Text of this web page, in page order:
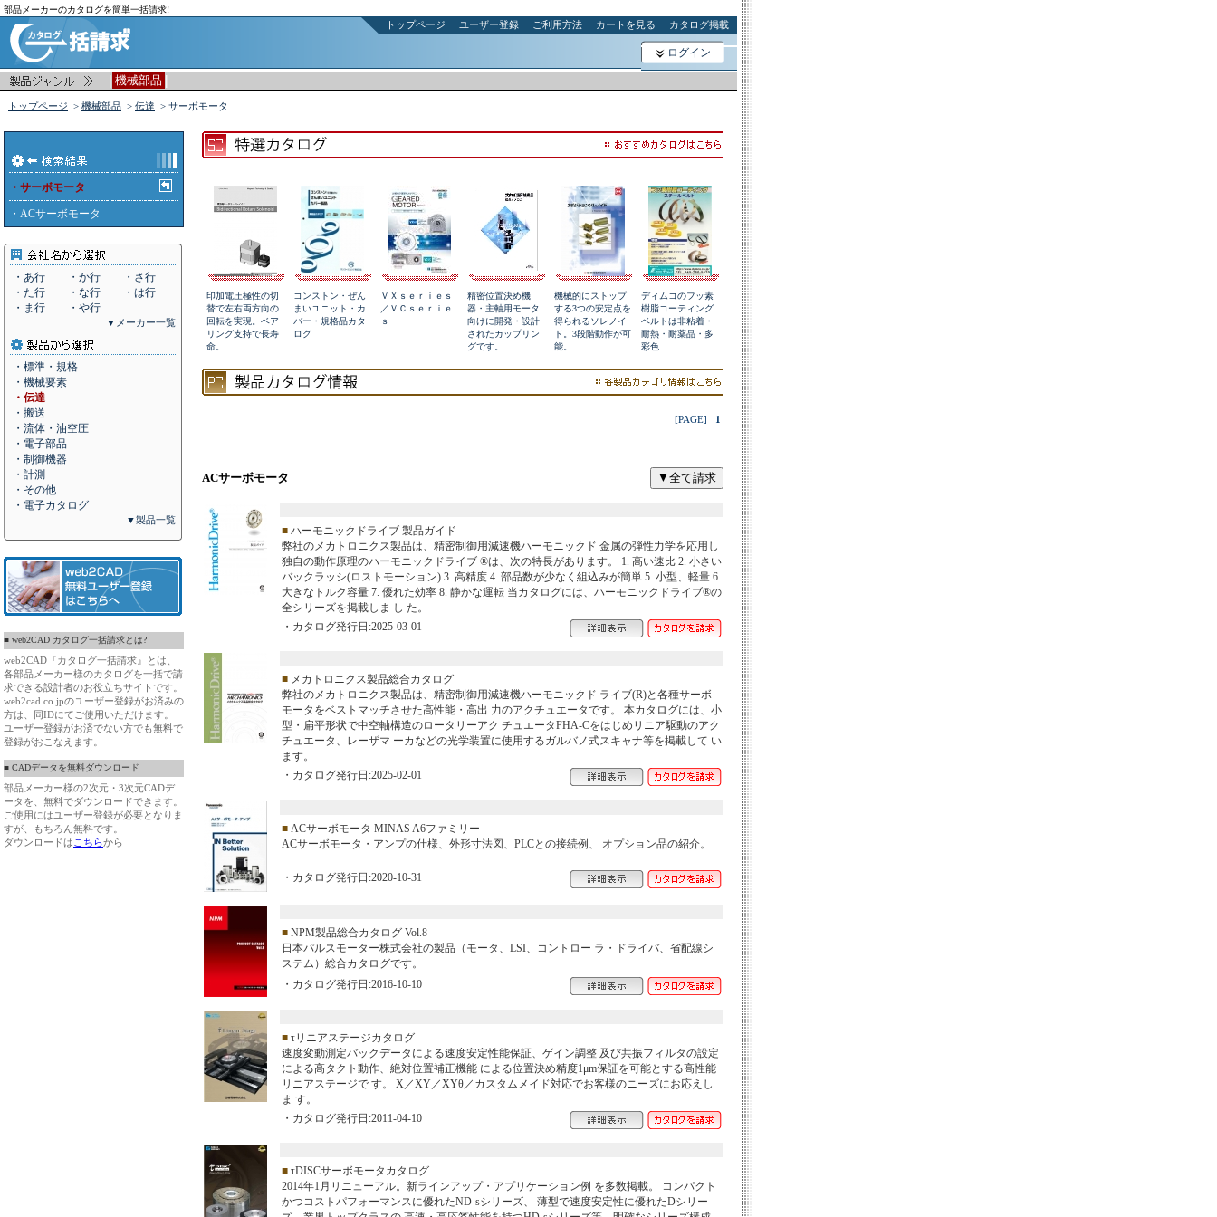
部品メーカーのカタログを簡単一括請求!
トップページ ユーザー登録 ご利用方法 カートを見る カタログ掲載
ログイン
| 機械部品 |
トップページ > 機械部品 > 伝達 > サーボモータ
・サーボモータ
・ ACサーボモータ
・あ行 ・か行
・さ行
・た行
・な行
・は行
・ま行
・や行
▼メーカー一覧
・標準・規格
・機械要素
・伝達
・搬送
・流体・油空圧
・電子部品
・制御機器
・計測
・その他
・電子カタログ
▼製品一覧
■ web2CAD カタログ一括請求とは?
web2CAD『カタログ一括請求』とは、
各部品メーカー様のカタログを一括で請
求できる設計者のお役立ちサイトです。
web2cad.co.jpのユーザー登録がお済みの
方は、同IDにてご使用いただけます。
ユーザー登録がお済でない方でも無料で
登録がおこなえます。
■ CADデータを無料ダウンロード
部品メーカー様の2次元・3次元CADデ
ータを、無料でダウンロードできます。
ご使用にはユーザー登録が必要となりま
すが、もちろん無料です。
ダウンロードは こちらから
印加電圧極性の切
替で左右両方向の
回転を実現。ベア
リング支持で長寿
命。
コンストン・ぜん
まいユニット・カ
バー・規格品カタ
ログ
ＶＸｓｅｒｉｅｓ
／ＶＣｓｅｒｉｅ
ｓ
精密位置決め機
器・主軸用モータ
向けに開発・設計
されたカップリン
グです。
機械的にストップ
する3つの安定点を
得られるソレノイ
ド。3段階動作が可
能。
ディムコのフッ素
樹脂コーティング
ベルトは非粘着・
耐熱・耐薬品・多
彩色
[PAGE] 1
ACサーボモータ
■ ハーモニックドライブ 製品ガイド
弊社のメカトロニクス製品は、精密制御用減速機ハーモニックド 金属の弾性力学を応用し
独自の動作原理のハーモニックドライブ ®は、次の特長があります。 1. 高い速比 2. 小さい
バックラッシ(ロストモーション) 3. 高精度 4. 部品数が少なく組込みが簡単 5. 小型、軽量 6.
大きなトルク容量 7. 優れた効率 8. 静かな運転 当カタログには、ハーモニックドライブ®の
全シリーズを掲載しま し た。
・カタログ発行日:2025-03-01
■ メカトロニクス製品総合カタログ
弊社のメカトロニクス製品は、精密制御用減速機ハーモニックド ライブ(R)と各種サーボ
モータをベストマッチさせた高性能・高出 力のアクチュエータです。 本カタログには、小
型・扁平形状で中空軸構造のロータリーアク チュエータFHA-Cをはじめリニア駆動のアク
チュエータ、レーザマ ーカなどの光学装置に使用するガルバノ式スキャナ等を掲載して い
ます。
・カタログ発行日:2025-02-01
■ ACサーボモータ MINAS A6ファミリー
ACサーボモータ・アンプの仕様、外形寸法図、PLCとの接続例、 オプション品の紹介。
・カタログ発行日:2020-10-31
■ NPM製品総合カタログ Vol.8
日本パルスモーター株式会社の製品（モータ、LSI、コントロー ラ・ドライバ、省配線シ
ステム）総合カタログです。
・カタログ発行日:2016-10-10
■ τリニアステージカタログ
速度変動測定バックデータによる速度安定性能保証、ゲイン調整 及び共振フィルタの設定
による高タクト動作、絶対位置補正機能 による位置決め精度1μm保証を可能とする高性能
リニアステージで す。 X／XY／XYθ／カスタムメイド対応でお客様のニーズにお応えし
ま す。
・カタログ発行日:2011-04-10
■ τDISCサーボモータカタログ
2014年1月リニューアル。新ラインアップ・アプリケーション例 を多数掲載。 コンパクト
かつコストパフォーマンスに優れたND-sシリーズ、 薄型で速度安定性に優れたDシリー